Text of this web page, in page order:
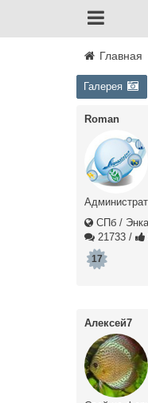
Главная
Галерея
Roman
СПб /
21733 /
17
Алексей7